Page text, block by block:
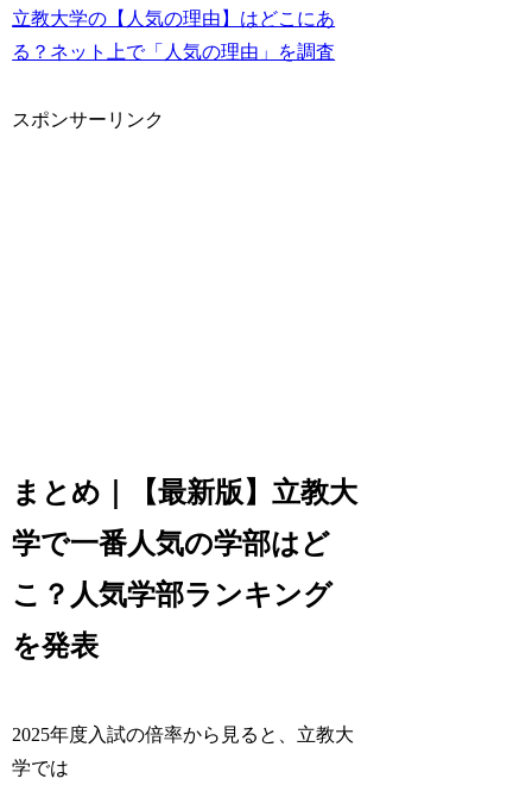
立教大学の【人気の理由】はどこにあ
る？ネット上で「人気の理由」を調査
スポンサーリンク
まとめ｜【最新版】立教大
学で一番人気の学部はど
こ？人気学部ランキング
を発表
2025年度入試の倍率から見ると、立教大
学では